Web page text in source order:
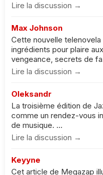
Lire la discussion →
Max Johnson
Cette nouvelle
ingrédients pour plaire
vengeance, secrets de
Lire la discussion →
Oleksandr
La troisième édition de
comme un rendez-vous
de musique. ...
Lire la discussion →
Keyyne
Cet article de Megazap